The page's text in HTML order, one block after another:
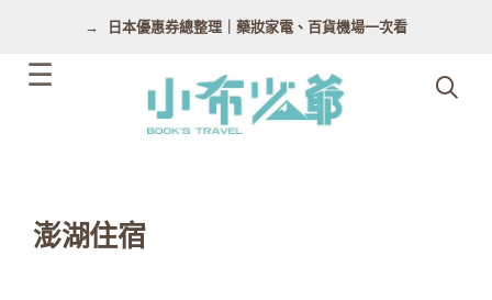
日本優惠券總整理｜藥妝家電、百貨機場一次看
澎湖住宿